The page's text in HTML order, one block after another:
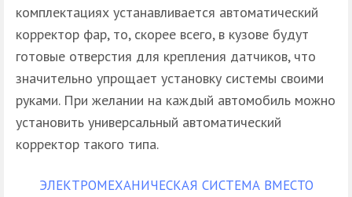
комплектациях устанавливается автоматический
корректор фар, то, скорее всего, в кузове будут
готовые отверстия для крепления датчиков, что
значительно упрощает установку системы своими
руками. При желании на каждый автомобиль можно
установить универсальный автоматический
корректор такого типа.
ЭЛЕКТРОМЕХАНИЧЕСКАЯ СИСТЕМА ВМЕСТО